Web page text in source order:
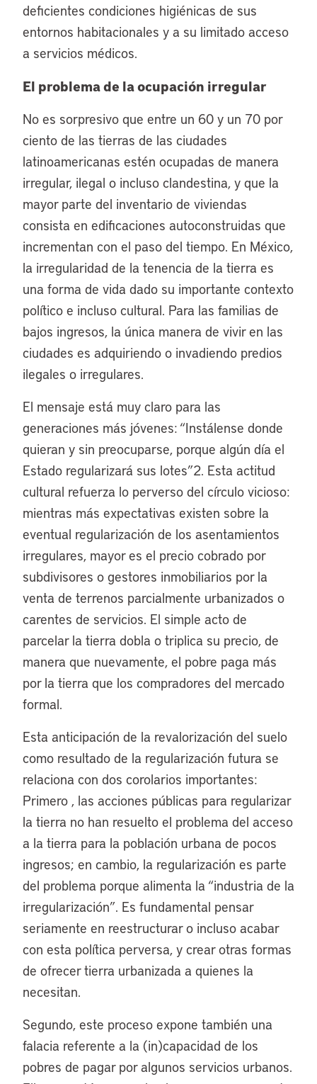
deficientes condiciones higiénicas de sus
entornos habitacionales y a su limitado acceso
a servicios médicos.
El problema de la ocupación irregular
No es sorpresivo que entre un 60 y un 70 por
ciento de las tierras de las ciudades
latinoamericanas estén ocupadas de manera
irregular, ilegal o incluso clandestina, y que la
mayor parte del inventario de viviendas
consista en edificaciones autoconstruidas que
incrementan con el paso del tiempo. En México,
la irregularidad de la tenencia de la tierra es
una forma de vida dado su importante contexto
político e incluso cultural. Para las familias de
bajos ingresos, la única manera de vivir en las
ciudades es adquiriendo o invadiendo predios
ilegales o irregulares.
El mensaje está muy claro para las
generaciones más jóvenes: “Instálense donde
quieran y sin preocuparse, porque algún día el
Estado regularizará sus lotes”2. Esta actitud
cultural refuerza lo perverso del círculo vicioso:
mientras más expectativas existen sobre la
eventual regularización de los asentamientos
irregulares, mayor es el precio cobrado por
subdivisores o gestores inmobiliarios por la
venta de terrenos parcialmente urbanizados o
carentes de servicios. El simple acto de
parcelar la tierra dobla o triplica su precio, de
manera que nuevamente, el pobre paga más
por la tierra que los compradores del mercado
formal.
Esta anticipación de la revalorización del suelo
como resultado de la regularización futura se
relaciona con dos corolarios importantes:
Primero , las acciones públicas para regularizar
la tierra no han resuelto el problema del acceso
a la tierra para la población urbana de pocos
ingresos; en cambio, la regularización es parte
del problema porque alimenta la “industria de la
irregularización”. Es fundamental pensar
seriamente en reestructurar o incluso acabar
con esta política perversa, y crear otras formas
de ofrecer tierra urbanizada a quienes la
necesitan.
Segundo, este proceso expone también una
falacia referente a la (in)capacidad de los
pobres de pagar por algunos servicios urbanos.